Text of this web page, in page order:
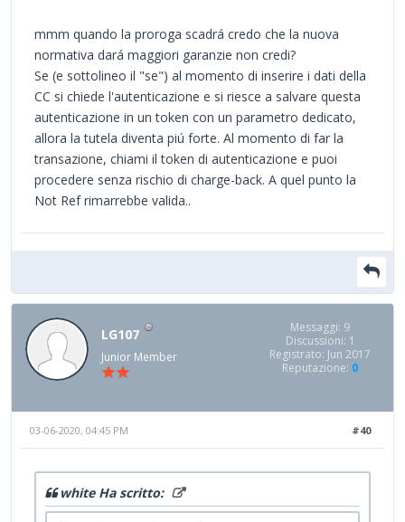
mmm quando la proroga scadrá credo che la nuova
normativa dará maggiori garanzie non credi?
Se (e sottolineo il "se") al momento di inserire i dati della
CC si chiede l'autenticazione e si riesce a salvare questa
autenticazione in un token con un parametro dedicato,
allora la tutela diventa piú forte. Al momento di far la
transazione, chiami il token di autenticazione e puoi
procedere senza rischio di charge-back. A quel punto la
Not Ref rimarrebbe valida..
LG107
Junior Member
Messaggi: 9
Discussioni: 1
Registrato: Jun 2017
Reputazione: 0
#40
03-06-2020, 04:45 PM
white Ha scritto: